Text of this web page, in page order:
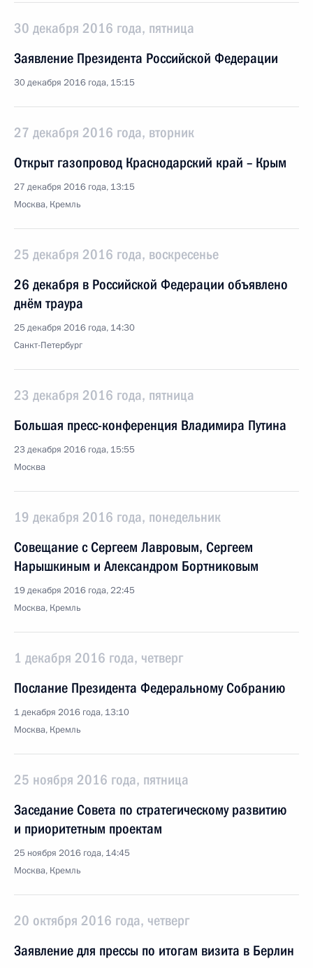
30 декабря 2016 года, пятница
Заявление Президента Российской Федерации
30 декабря 2016 года, 15:15
27 декабря 2016 года, вторник
Открыт газопровод Краснодарский край – Крым
27 декабря 2016 года, 13:15
Москва, Кремль
25 декабря 2016 года, воскресенье
26 декабря в Российской Федерации объявлено
днём траура
25 декабря 2016 года, 14:30
Санкт-Петербург
23 декабря 2016 года, пятница
Большая пресс-конференция Владимира Путина
23 декабря 2016 года, 15:55
Москва
19 декабря 2016 года, понедельник
Совещание с Сергеем Лавровым, Сергеем
Нарышкиным и Александром Бортниковым
19 декабря 2016 года, 22:45
Москва, Кремль
1 декабря 2016 года, четверг
Послание Президента Федеральному Собранию
1 декабря 2016 года, 13:10
Москва, Кремль
25 ноября 2016 года, пятница
Заседание Совета по стратегическому развитию
и приоритетным проектам
25 ноября 2016 года, 14:45
Москва, Кремль
20 октября 2016 года, четверг
Заявление для прессы по итогам визита в Берлин